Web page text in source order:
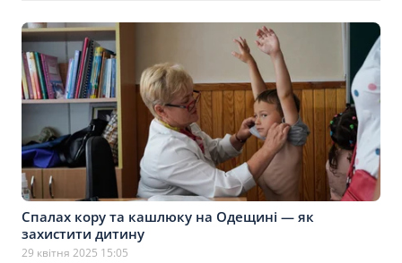
Спалах кору та кашлюку на Одещині — як
захистити дитину
29 квітня 2025 15:05